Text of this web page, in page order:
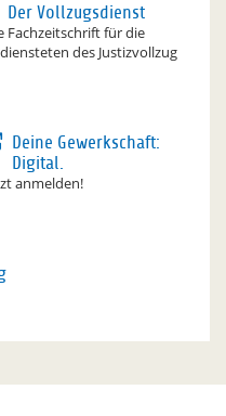
Der Vollzugsdienst
Fachzeitschrift für die
des Justizvollzug
Deine Gewerkschaft:
Digital.
anmelden!